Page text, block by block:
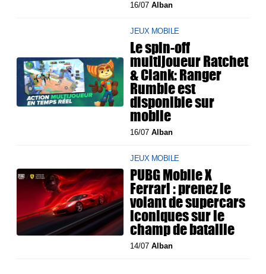
16/07Alban
JEUX MOBILE
Le spin-off
multijoueur Ratchet
& Clank: Ranger
Rumble est
disponible sur
mobile
16/07Alban
JEUX MOBILE
PUBG Mobile X
Ferrari : prenez le
volant de supercars
iconiques sur le
champ de bataille
14/07Alban